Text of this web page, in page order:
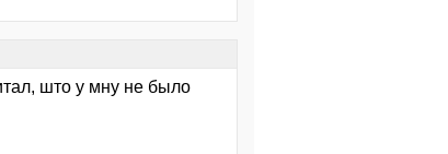
што у мну не было